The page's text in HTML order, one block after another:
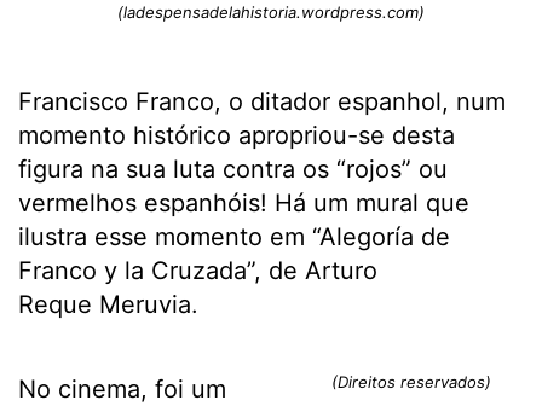
(ladespensadelahistoria.wordpress.com)
Francisco Franco, o ditador espanhol, num
momento histórico apropriou-se desta
figura na sua luta contra os “rojos” ou
vermelhos espanhóis! Há um mural que
ilustra esse momento em “Alegoría de
Franco y la Cruzada”, de Arturo
Reque Meruvia.
(Direitos reservados)
No cinema, foi um